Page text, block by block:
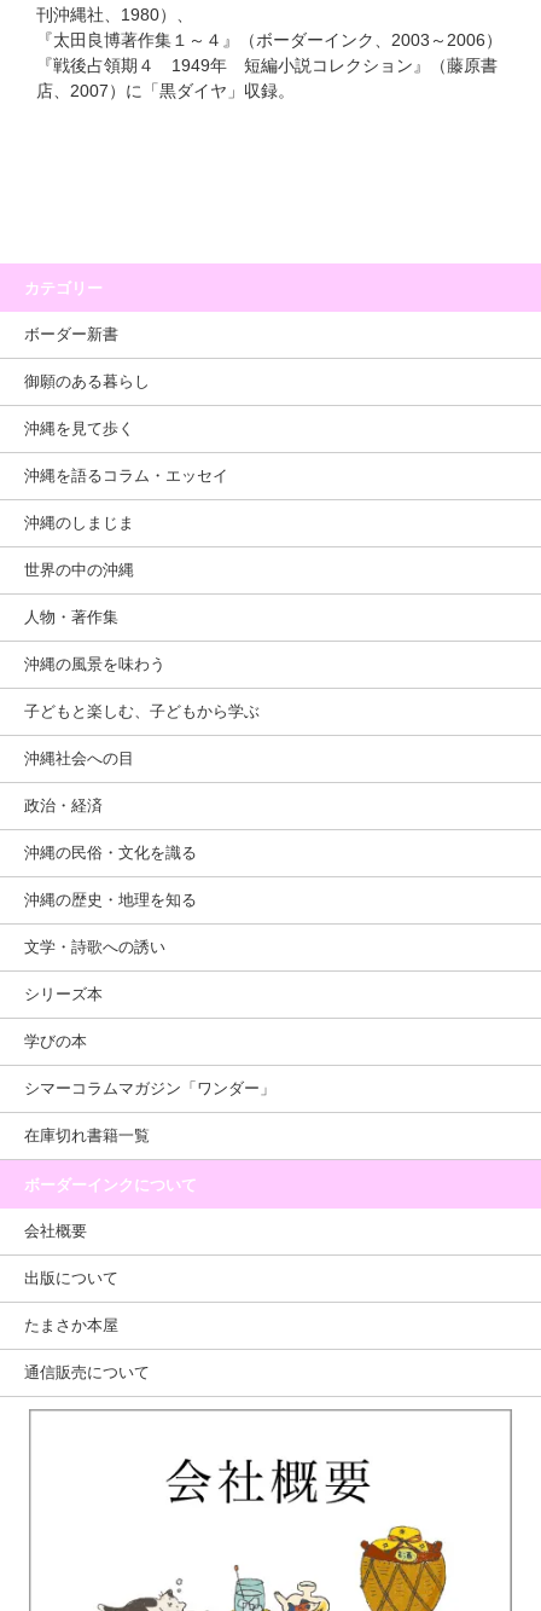
刊沖縄社、1980）、
『太田良博著作集１～４』（ボーダーインク、2003～2006）
『戦後占領期４ 1949年 短編小説コレクション』（藤原書
店、2007）に「黒ダイヤ」収録。
カテゴリー
ボーダー新書
御願のある暮らし
沖縄を見て歩く
沖縄を語るコラム・エッセイ
沖縄のしまじま
世界の中の沖縄
人物・著作集
沖縄の風景を味わう
子どもと楽しむ、子どもから学ぶ
沖縄社会への目
政治・経済
沖縄の民俗・文化を識る
沖縄の歴史・地理を知る
文学・詩歌への誘い
シリーズ本
学びの本
シマーコラムマガジン「ワンダー」
在庫切れ書籍一覧
ボーダーインクについて
会社概要
出版について
たまさか本屋
通信販売について